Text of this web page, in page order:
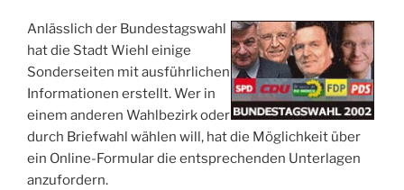
Anlässlich der Bundestagswahl
hat die Stadt Wiehl einige
Sonderseiten mit ausführlichen
Informationen erstellt. Wer in
einem anderen Wahlbezirk oder
durch Briefwahl wählen will, hat die Möglichkeit über
ein Online-Formular die entsprechenden Unterlagen
anzufordern.